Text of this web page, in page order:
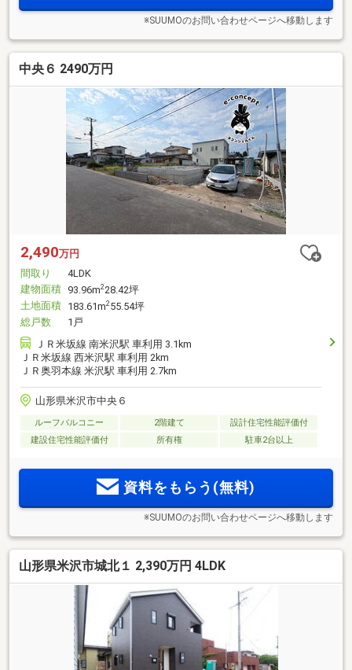
※SUUMOのお問い合わせページへ移動します
中央６ 2490万円
2,490万円
間取り
4LDK
建物面積 93.96m228.42坪
土地面積 183.61m255.54坪
総戸数
1戸
ＪＲ米坂線 南米沢駅 車利用 3.1km
ＪＲ米坂線 西米沢駅 車利用 2km
ＪＲ奥羽本線 米沢駅 車利用 2.7km
山形県米沢市中央６
ルーフバルコニー 2階建て
設計住宅性能評価付
建設住宅性能評価付
所有権 駐車2台以上
資料をもらう(無料)
※SUUMOのお問い合わせページへ移動します
山形県米沢市城北１ 2,390万円 4LDK